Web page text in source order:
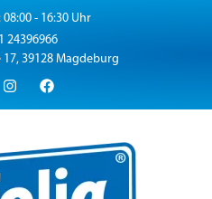
- 16:30 Uhr
24396966
39128 Magdeburg